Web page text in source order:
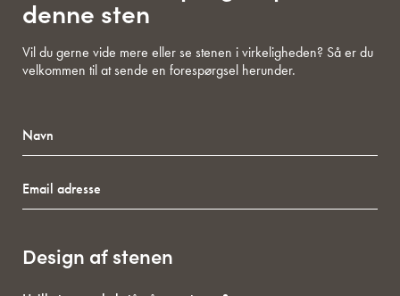
denne sten
Vil du gerne vide mere eller se stenen i virkeligheden? Så er du
velkommen til at sende en forespørgsel herunder.
adresse
Design af stenen